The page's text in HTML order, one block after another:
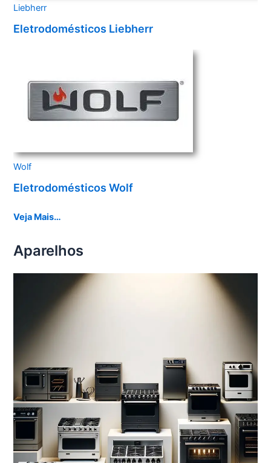
Liebherr
Eletrodomésticos Liebherr
Wolf
Eletrodomésticos Wolf
Veja Mais…
Aparelhos